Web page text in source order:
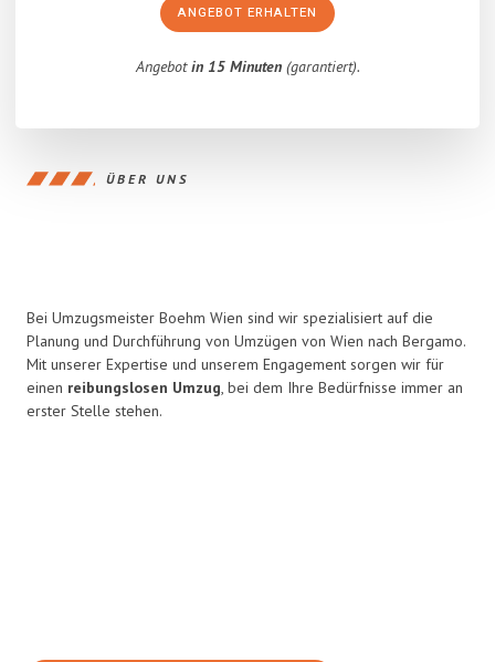
ANGEBOT ERHALTEN
Angebotin 15 Minuten(garantiert).
ÜBER UNS
Bei Umzugsmeister Boehm Wien sind wir spezialisiert auf die
Planung und Durchführung von Umzügen von Wien nach Bergamo.
Mit unserer Expertise und unserem Engagement sorgen wir für
einen reibungslosen Umzug, bei dem Ihre Bedürfnisse immer an
erster Stelle stehen.